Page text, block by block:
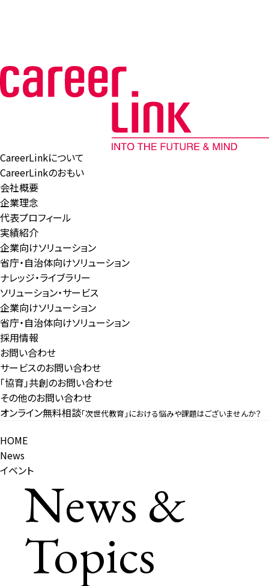
CareerLinkについて
CareerLinkのおもい
会社概要
企業理念
代表プロフィール
実績紹介
企業向けソリューション
省庁・自治体向けソリューション
ナレッジ・ライブラリー
ソリューション・サービス
企業向けソリューション
省庁・自治体向けソリューション
採用情報
お問い合わせ
サービスのお問い合わせ
「協育」共創のお問い合わせ
その他のお問い合わせ
オンライン無料相談「次世代教育」における悩みや課題はございませんか？
HOME
News
イベントNews &
Topics